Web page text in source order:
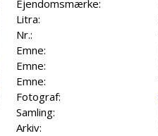
Ejendomsmærke:
Litra:
Nr.:
Emne:
Emne:
Emne:
Fotograf:
Samling:
Arkiv: